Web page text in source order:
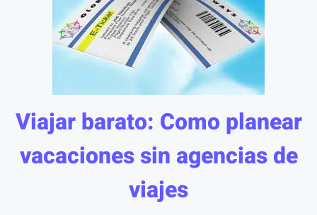
Viajar barato: Como planear
vacaciones sin agencias de
viajes